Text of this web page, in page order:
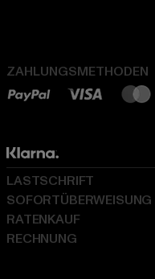
ZAHLUNGSMETHODEN
LASTSCHRIFT
SOFORTÜBERWEISUNG
RATENKAUF
RECHNUNG